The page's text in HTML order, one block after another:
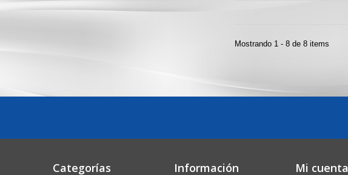
Mostrando 1 - 8 de 8 items
Categorías Información Mi cuenta